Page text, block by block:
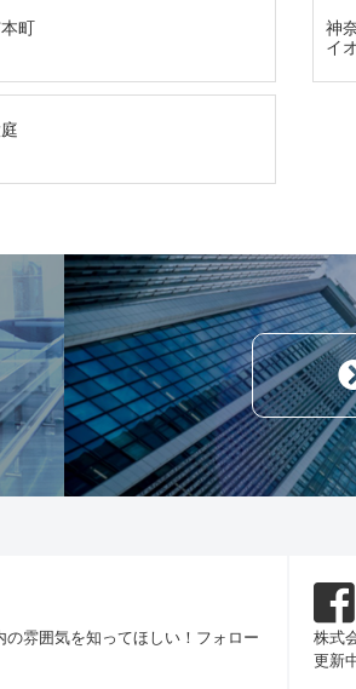
町
神
イ
の雰囲気を知ってほしい！フォロー
株式
更新